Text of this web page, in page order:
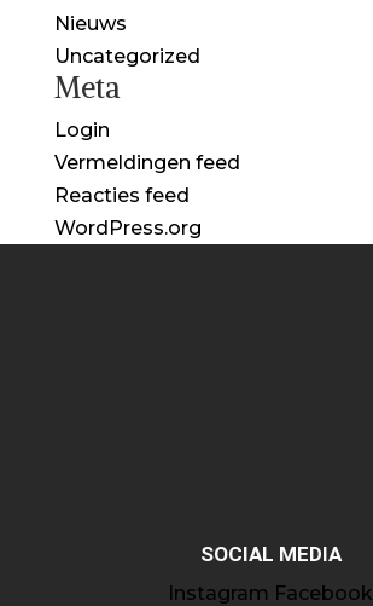
Nieuws
Uncategorized
Meta
Login
Vermeldingen feed
Reacties feed
WordPress.org
SOCIAL MEDIA
Instagram Facebook